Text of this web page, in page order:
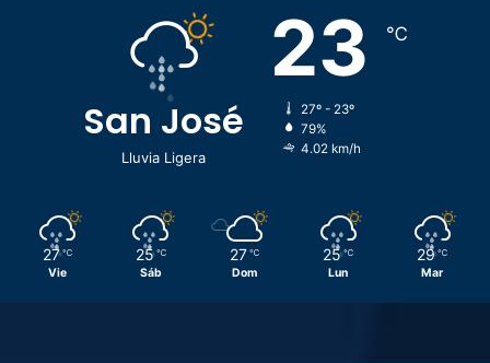
San José
Lluvia Ligera
23 ℃
27º - 23º
79%
4.02 km/h
27 ℃
Vie
25 ℃
Sáb
27 ℃
Dom
25 ℃
Lun
29 ℃
Mar